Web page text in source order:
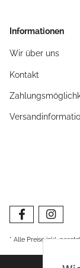
Informationen
Wir über uns
Kontakt
* Alle Preise inkl.